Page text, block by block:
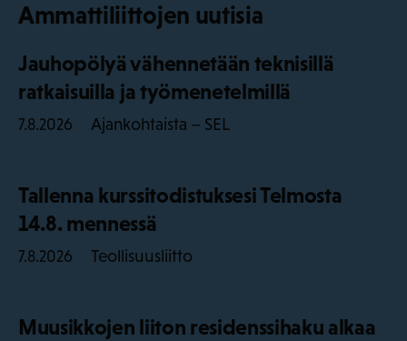
Ammattiliittojen uutisia
Jauhopölyä vähennetään teknisillä
ratkaisuilla ja työmenetelmillä
7.8.2026 Ajankohtaista – SEL
Tallenna kurssitodistuksesi Telmosta
14.8. mennessä
7.8.2026 Teollisuusliitto
Muusikkojen liiton residenssihaku alkaa